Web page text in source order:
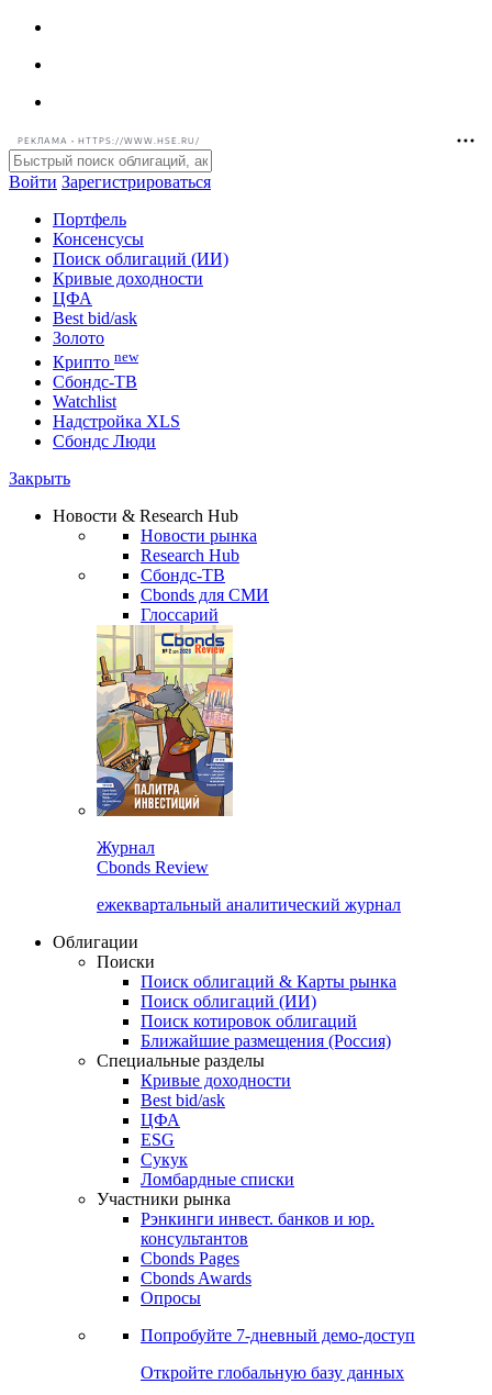
РЕКЛАМА • HTTPS://WWW.HSE.RU/
Войти Зарегистрироваться
Портфель
Консенсусы
Поиск облигаций (ИИ)
Кривые доходности
ЦФА
Best bid/ask
Золото
Крипто new
Watchlist
Сбондс Люди
Новости & Research Hub
Новости рынка
Research Hub
Сбондс-ТВ
Cbonds для СМИ
Глоссарий
Cbonds Review
ежеквартальный аналитический журнал
Облигации
Поиски
Поиск облигаций & Карты рынка
Поиск облигаций (ИИ)
Поиск котировок облигаций
Ближайшие размещения (Россия)
Специальные разделы
Кривые доходности
Best bid/ask
ЦФА
ESG
Сукук
Ломбардные списки
Участники рынка
Рэнкинги инвест. банков и юр.
Cbonds Pages
Опросы